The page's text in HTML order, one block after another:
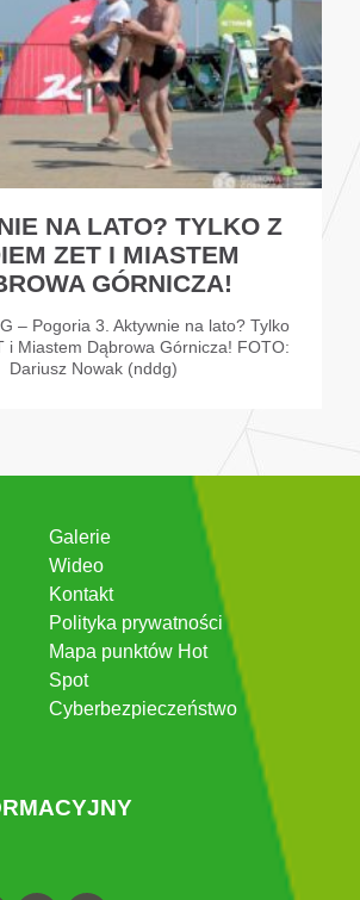
NA LATO? TYLKO Z
ZET I MIASTEM
GÓRNICZA!
– Pogoria 3. Aktywnie na lato? Tylko
i Miastem Dąbrowa Górnicza! FOTO:
Dariusz Nowak (nddg)
Galerie
Wideo
Kontakt
Polityka prywatności
Mapa punktów Hot
Spot
Cyberbezpieczeństwo